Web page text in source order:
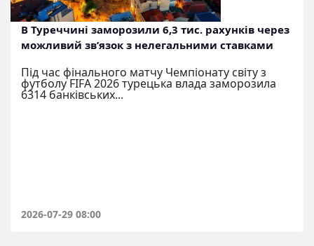
В Туреччині заморозили 6,3 тис. рахунків через
можливий зв’язок з нелегальними ставками
Під час фінального матчу Чемпіонату світу з
футболу FIFA 2026 турецька влада заморозила
6314 банківських...
2026-07-29 08:00